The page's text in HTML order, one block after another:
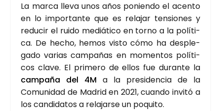
La mar­ca lle­va unos años ponien­do el acen­to
en lo impor­tan­te que es rela­jar ten­sio­nes y
redu­cir el rui­do mediá­ti­co en torno a la polí­ti­
ca. De hecho, hemos vis­to cómo ha des­ple­
ga­do varias cam­pa­ñas en momen­tos polí­ti­
cos cla­ve. El pri­me­ro de ellos fue duran­te la
cam­pa­ña del 4M a la pre­si­den­cia de la
Comu­ni­dad de Madrid en 2021, cuan­do invi­tó a
los can­di­da­tos a rela­jar­se un poqui­to.